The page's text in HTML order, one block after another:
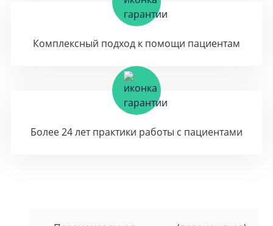
Комплексный подход к помощи пациентам
Более 24 лет практики работы с пациентами